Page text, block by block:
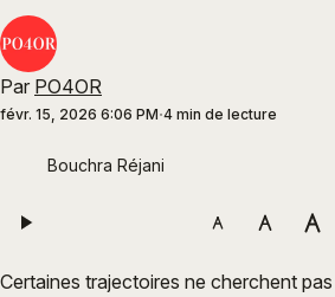
Par PO4OR
févr. 15, 2026 6:06 PM 4 min de lecture
Bouchra Réjani
Certaines trajectoires ne cherchent pas